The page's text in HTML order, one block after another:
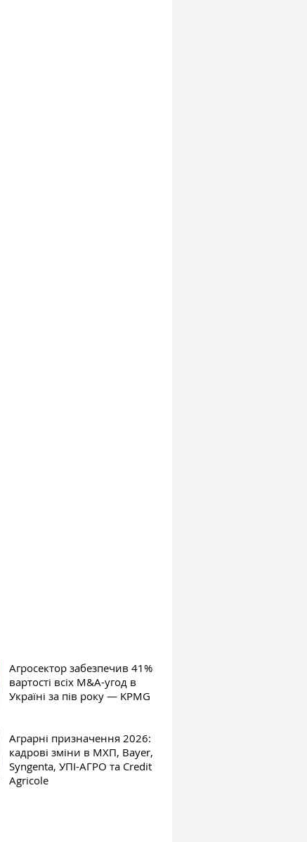
Агросектор забезпечив 41%
вартості всіх M&A-угод в
Україні за пів року — KPMG
Аграрні призначення 2026:
кадрові зміни в МХП, Bayer,
Syngenta, УПІ-АГРО та Credit
Agricole